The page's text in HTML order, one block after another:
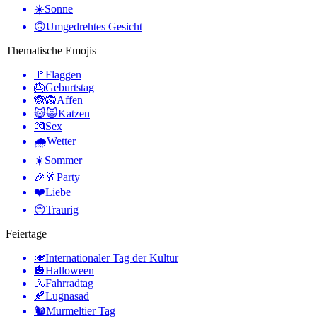
☀️Sonne
🙃Umgedrehtes Gesicht
Thematische Emojis
🚩Flaggen
🎂Geburtstag
🙈🙉Affen
😺🙀Katzen
💏Sex
🌧Wetter
☀️Sommer
🎉🥂Party
❤️Liebe
😔Traurig
Feiertage
🎺Internationaler Tag der Kultur
🎃Halloween
🚴Fahrradtag
🍂Lugnasad
🐿Murmeltier Tag